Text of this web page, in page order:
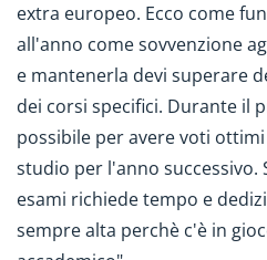
extra europeo. Ecco come
all'anno come sovvenzione
e mantenerla devi superare
dei corsi specifici. Durante il
possibile per avere voti
studio per l'anno successivo.
esami richiede tempo e
sempre alta perchè c'è in